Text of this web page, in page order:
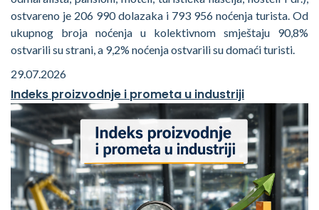
ostvareno je 206 990 dolazaka i 793 956 noćenja turista. Od
ukupnog broja noćenja u kolektivnom smještaju 90,8%
ostvarili su strani, a 9,2% noćenja ostvarili su domaći turisti.
29.07.2026
Indeks proizvodnje i prometa u industriji